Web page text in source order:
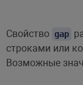
Свойство gap
строками или
Возможные